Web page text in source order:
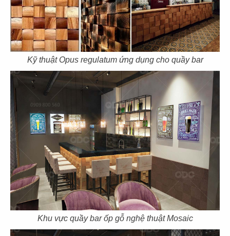
Kỹ thuật Opus regulatum ứng dụng cho quầy bar
Khu vực quầy bar ốp gỗ nghệ thuật Mosaic
43
THE COFFEE HOUSE
CN Vạn Hạnh Mall
44
THE COFFEE HOUSE
CN Nha Trang
45
THE COFFEE HOUSE
CN Nguyễn Tri Phương
46
THE COFFEE HOUSE
CN Võ Văn Tần
48